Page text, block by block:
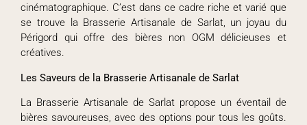
cinématographique. C’est dans ce cadre riche et varié que
se trouve la Brasserie Artisanale de Sarlat, un joyau du
Périgord qui offre des bières non OGM délicieuses et
créatives.
Les Saveurs de la Brasserie Artisanale de Sarlat
La Brasserie Artisanale de Sarlat propose un éventail de
bières savoureuses, avec des options pour tous les goûts.